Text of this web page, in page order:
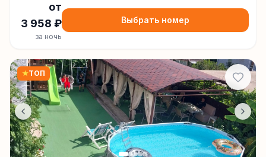
от
3 958 ₽
за ночь
Выбрать номер
★ТОП